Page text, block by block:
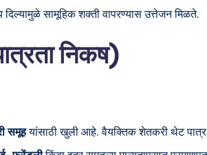
सामूहिक शक्ती वापरण्यास उत्तेजन मिळते.
निकष)
समूहयांसाठी खुली आहे. वैयक्तिक शेतकरी थेट पात्र